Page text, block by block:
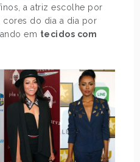
a atriz escolhe por
cores do dia a dia por
em tecidos com